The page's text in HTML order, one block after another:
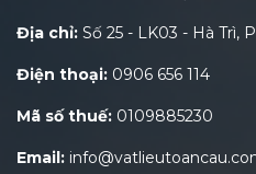
Địa chỉ: Số 25 - LK03 - Hà Trì,
Điện thoại: 0906 656 114
Mã số thuế: 0109885230
Email: